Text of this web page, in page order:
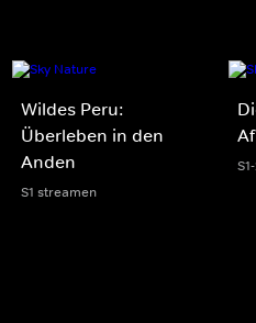
Wildes Peru:
Überleben in den
Anden
S1 streamen